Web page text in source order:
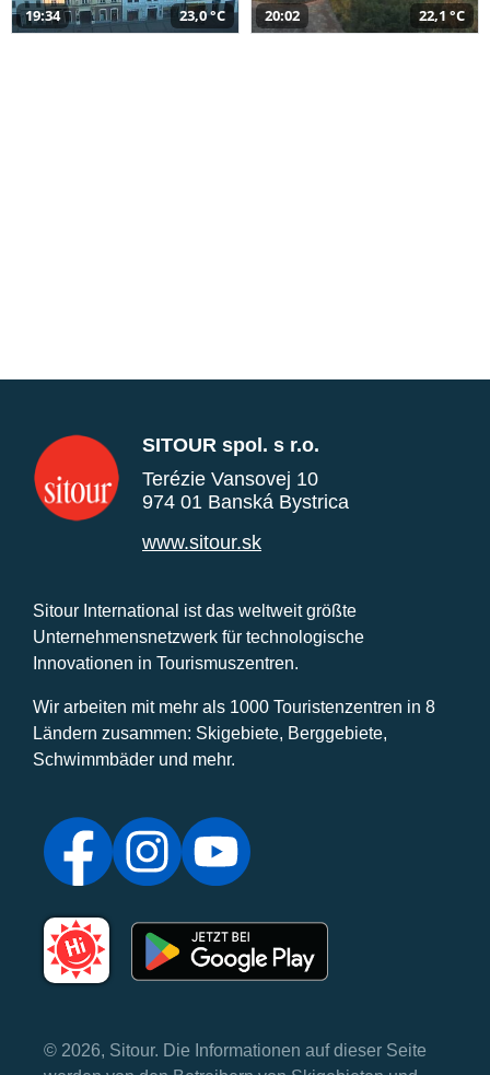
19:34 23,0 °C 20:02 22,1 °C
SITOUR spol. s r.o.
Terézie Vansovej 10
974 01 Banská Bystrica
www.sitour.sk
Sitour International ist das weltweit größte
Unternehmensnetzwerk für technologische
Innovationen in Tourismuszentren.
Wir arbeiten mit mehr als 1000 Touristenzentren in 8
Ländern zusammen: Skigebiete, Berggebiete,
Schwimmbäder und mehr.
© 2026, Sitour. Die Informationen auf dieser Seite